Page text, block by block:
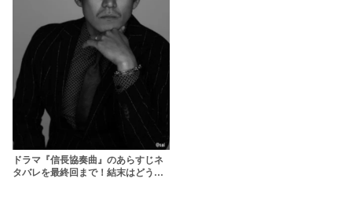
ドラマ『信長協奏曲』のあらすじネ
タバレを最終回まで！結末はどうな